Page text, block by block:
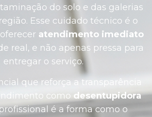
do solo e das galerias
Esse cuidado técnico é o
atendimento imediato
real, e não apenas pressa para
entregar o serviço.
que reforça a transparência
como desentupidora
é a forma como o